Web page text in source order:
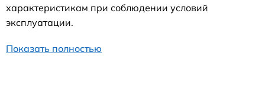
характеристикам при соблюдении условий
эксплуатации.
Показать полностью